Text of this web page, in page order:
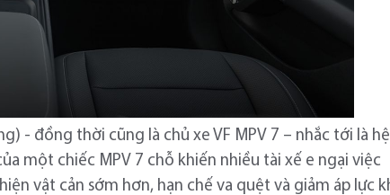
- đồng thời cũng là chủ xe VF MPV 7 – nhắc tới là hệ
một chiếc MPV 7 chỗ khiến nhiều tài xế e ngại việc
vật cản sớm hơn, hạn chế va quệt và giảm áp lực